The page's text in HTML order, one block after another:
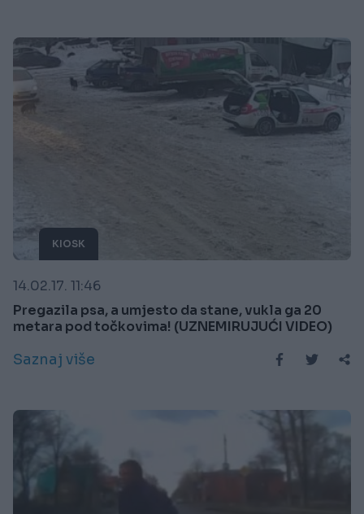
KIOSK
14.02.17. 11:46
Pregazila psa, a umjesto da stane, vukla ga 20
metara pod točkovima! (UZNEMIRUJUĆI VIDEO)
Saznaj više